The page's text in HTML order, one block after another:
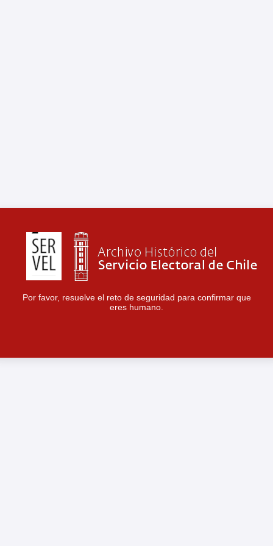
Por favor, resuelve el reto de seguridad para confirmar que
eres humano.